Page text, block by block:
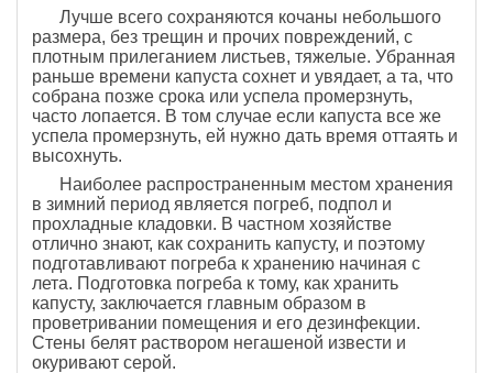
Лучше всего сохраняются кочаны небольшого
размера, без трещин и прочих повреждений, с
плотным прилеганием листьев, тяжелые. Убранная
раньше времени капуста сохнет и увядает, а та, что
собрана позже срока или успела промерзнуть,
часто лопается. В том случае если капуста все же
успела промерзнуть, ей нужно дать время оттаять и
высохнуть.
Наиболее распространенным местом хранения
в зимний период является погреб, подпол и
прохладные кладовки. В частном хозяйстве
отлично знают, как сохранить капусту, и поэтому
подготавливают погреба к хранению начиная с
лета. Подготовка погреба к тому, как хранить
капусту, заключается главным образом в
проветривании помещения и его дезинфекции.
Стены белят раствором негашеной извести и
окуривают серой.